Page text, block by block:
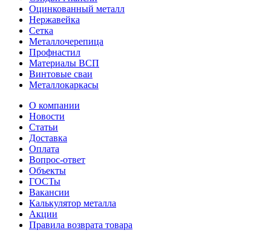
Оцинкованный металл
Нержавейка
Сетка
Металлочерепица
Профнастил
Материалы ВСП
Винтовые сваи
Металлокаркасы
О компании
Новости
Статьи
Доставка
Оплата
Вопрос-ответ
Объекты
ГОСТы
Вакансии
Калькулятор металла
Акции
Правила возврата товара